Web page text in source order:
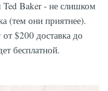
Baker - не слишком
(тем они приятнее).
$200 доставка до
бесплатной.